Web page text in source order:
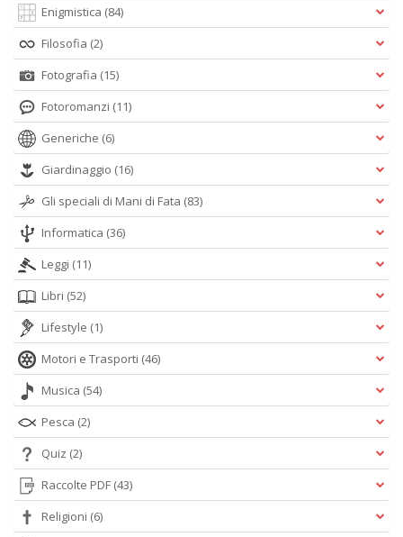
Enigmistica (84)
Filosofia (2)
Fotografia (15)
Fotoromanzi (11)
Generiche (6)
Giardinaggio (16)
Gli speciali di Mani di Fata (83)
Informatica (36)
Leggi (11)
Libri (52)
Lifestyle (1)
Motori e Trasporti (46)
Musica (54)
Pesca (2)
Quiz (2)
Raccolte PDF (43)
Religioni (6)